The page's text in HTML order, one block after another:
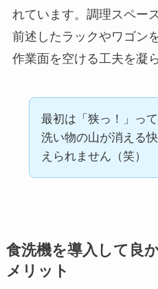
れています。調理スペー
前述したラックやワゴン
作業面を空ける工夫を凝
最初は「狭っ！」って
洗い物の山が消える
えられません（笑）
食洗機を導入して良
メリット